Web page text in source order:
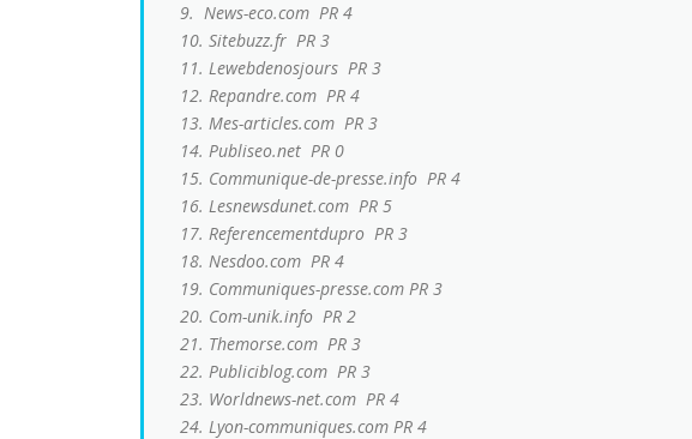
9. News-eco.com PR 4
10. Sitebuzz.fr PR 3
11. Lewebdenosjours PR 3
12. Repandre.com PR 4
13. Mes-articles.com PR 3
14. Publiseo.net PR 0
15. Communique-de-presse.info PR 4
16. Lesnewsdunet.com PR 5
17. Referencementdupro PR 3
18. Nesdoo.com PR 4
19. Communiques-presse.com PR 3
20. Com-unik.info PR 2
21. Themorse.com PR 3
22. Publiciblog.com PR 3
23. Worldnews-net.com PR 4
24. Lyon-communiques.com PR 4